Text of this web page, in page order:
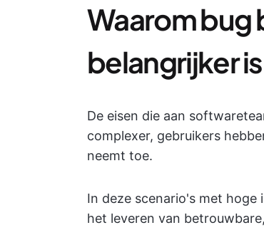
Waarom bug
belangrijker
De eisen die aan
complexer, gebruikers
neemt toe.
In deze scenario's met
het leveren van